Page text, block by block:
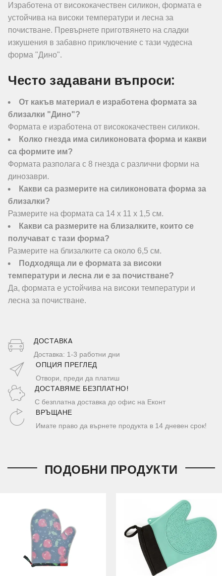
Изработена от висококачествен силикон, формата е
устойчива на високи температури и лесна за
почистване. Превърнете приготвянето на сладки
изкушения в забавно приключение с тази чудесна
форма "Дино".
Често задавани въпроси:
От какъв материал е изработена формата за
близалки "Дино"?
Формата е изработена от висококачествен силикон.
Колко гнезда има силиконовата форма и какви
са формите им?
Формата разполага с 8 гнезда с различни форми на
динозаври.
Какви са размерите на силиконовата форма за
близалки?
Размерите на формата са 14 х 11 х 1,5 см.
Какви са размерите на близалките, които се
получават с тази форма?
Размерите на близалките са около 6,5 см.
Подходяща ли е формата за високи
температури и лесна ли е за почистване?
Да, формата е устойчива на високи температури и
лесна за почистване.
ДОСТАВКA
Доставка: 1-3 работни дни
ОПЦИЯ ПРЕГЛЕД
Отвори, преди да платиш
ДОСТАВЯМЕ БЕЗПЛАТНО!
С безплатна доставка до офис на Еконт
ВРЪЩАНЕ
Имате право да върнете продукта в 14 дневен срок!
ПОДОБНИ ПРОДУКТИ